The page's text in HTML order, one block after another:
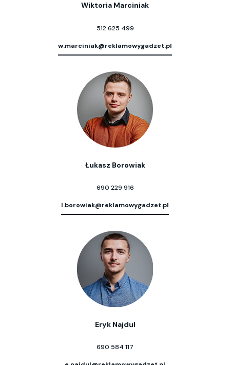
Wiktoria Marciniak
512 625 499
w.marciniak@reklamowygadzet.pl
Łukasz Borowiak
690 229 916
l.borowiak@reklamowygadzet.pl
Eryk Najdul
690 584 117